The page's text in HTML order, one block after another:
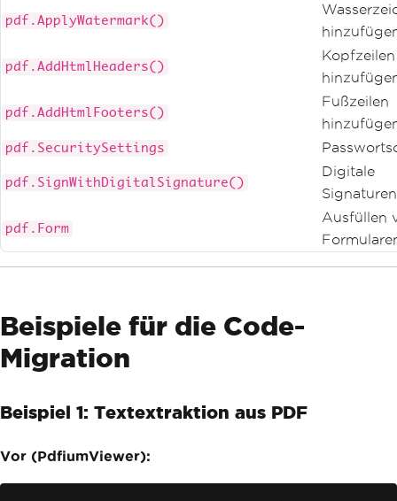
pdf.ApplyWatermark()
pdf.AddHtmlHeaders()
Kopfzeilen
pdf.AddHtmlFooters()
Fußzeilen
pdf.SecuritySettings
pdf.SignWithDigitalSignature()
Digitale
Signaturen
pdf.Form
Ausfüllen
Beispiele für die Code-
Migration
Beispiel 1: Textextraktion aus PDF
Vor (PdfiumViewer):